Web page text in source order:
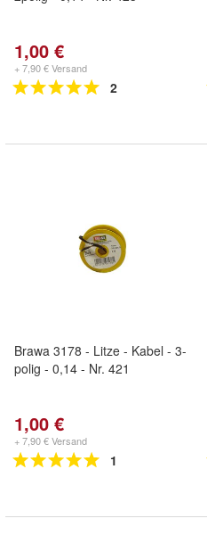
1,00 €
+ 7,90 € Versand
2
Brawa 3178 - Litze - Kabel - 3-
polig - 0,14 - Nr. 421
1,00 €
+ 7,90 € Versand
1